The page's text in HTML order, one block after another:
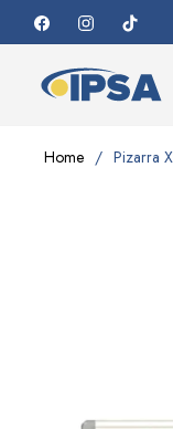
Home / Pizarra